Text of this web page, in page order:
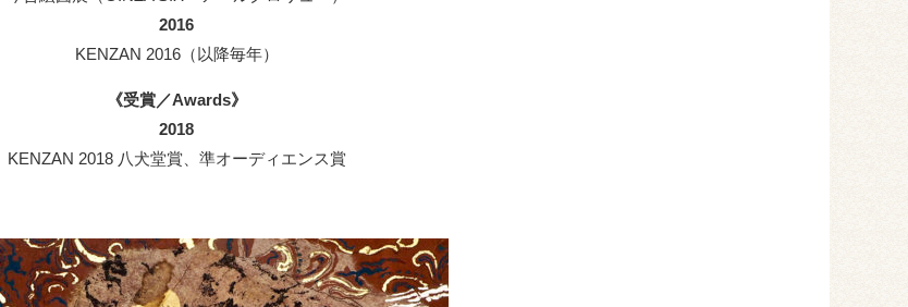
2016
KENZAN 2016（以降毎年）
《受賞／Awards》
2018
KENZAN 2018 八犬堂賞、準オーディエンス賞